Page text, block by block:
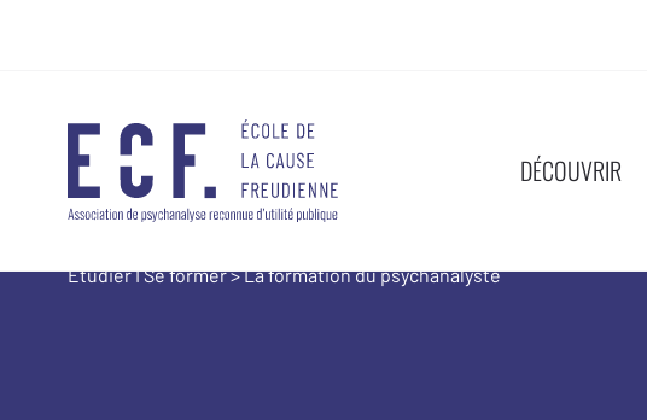
DÉCOUVRIR
Étudier I Se former>La formation du psychanalyste